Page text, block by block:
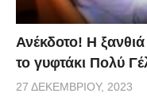
Ανέκδοτο! Η
το γυφτάκι Πολύ
27 ΔΕΚΕΜΒΡΊΟΥ, 2023